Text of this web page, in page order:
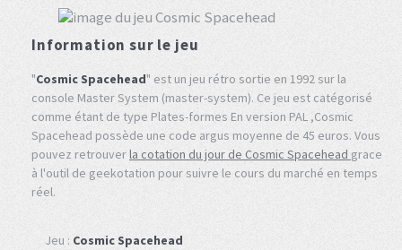
Information sur le jeu
"Cosmic Spacehead" est un jeu rétro sortie en 1992 sur la
console Master System (master-system). Ce jeu est catégorisé
comme étant de type Plates-formes En version PAL ,Cosmic
Spacehead possède une code argus moyenne de 45 euros. Vous
pouvez retrouverla cotation du jour de Cosmic Spacehead grace
à l'outil de geekotation pour suivre le cours du marché en temps
réel.
Jeu : Cosmic Spacehead